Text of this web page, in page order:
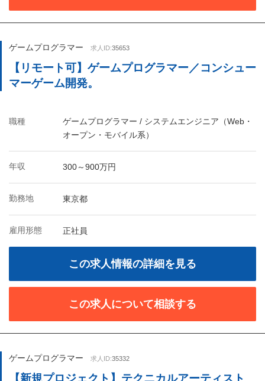
ゲームプログラマー 求人ID:35653
【リモート可】ゲームプログラマー／コンシュー
マーゲーム開発。
職種
ゲームプログラマー / システムエンジニア（Web・
オープン・モバイル系）
年収 300～900万円
勤務地 東京都
雇用形態 正社員
この求人情報の詳細を見る
この求人について相談する
ゲームプログラマー 求人ID:35332
【新規プロジェクト】テクニカルアーティスト